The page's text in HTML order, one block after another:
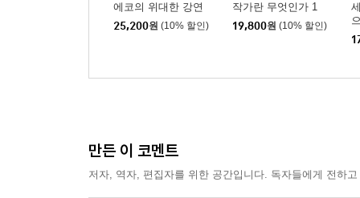
에코의 위대한 강연
25,200원 (10% 할인)
작가란 무엇인가 1
19,800원 (10% 할인)
만든 이 코멘트
저자, 역자, 편집자를 위한 공간입니다. 독자들에게 전하